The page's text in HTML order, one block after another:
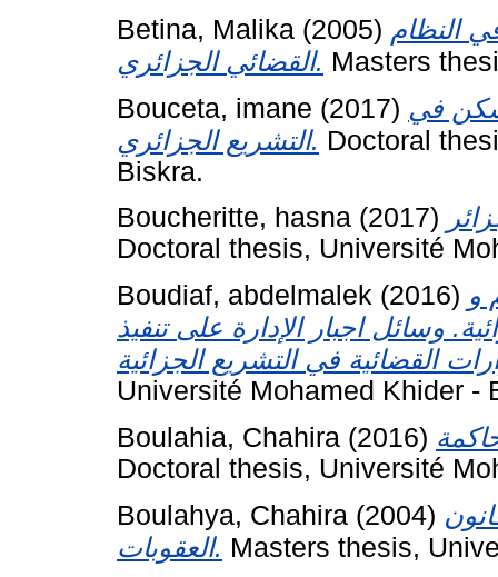
Betina, Malika (2005) النظام
القضائي الجزائري. Masters
Bouceta, imane (2017) في
التشريع الجزائري. Doctoral
Biskra.
Boucheritte, hasna (2017)
Doctoral thesis, Université
Boudiaf, abdelmalek (2016) و
وسائل اجبار الإدارة على تنفيذ
Université Mohamed Khider -
Boulahia, Chahira (2016)
Doctoral thesis, Université
Boulahya, Chahira (2004)
العقوبات. Masters thesis,